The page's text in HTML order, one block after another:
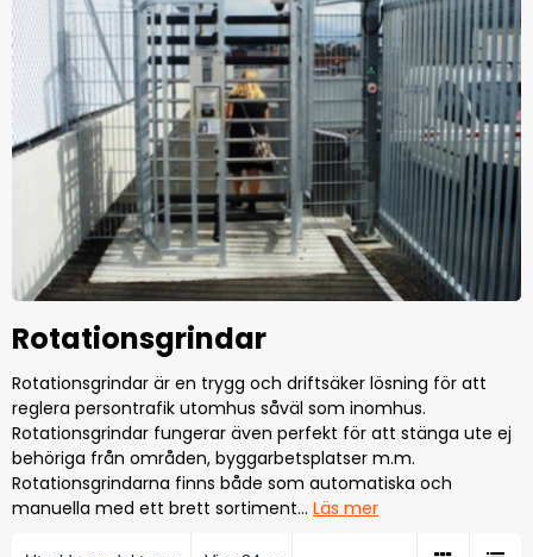
Rotationsgrindar
Rotationsgrindar är en trygg och driftsäker lösning för att
reglera persontrafik utomhus såväl som inomhus.
Rotationsgrindar fungerar även perfekt för att stänga ute ej
behöriga från områden, byggarbetsplatser m.m.
Rotationsgrindarna finns både som automatiska och
manuella med ett brett sortiment… Läs mer